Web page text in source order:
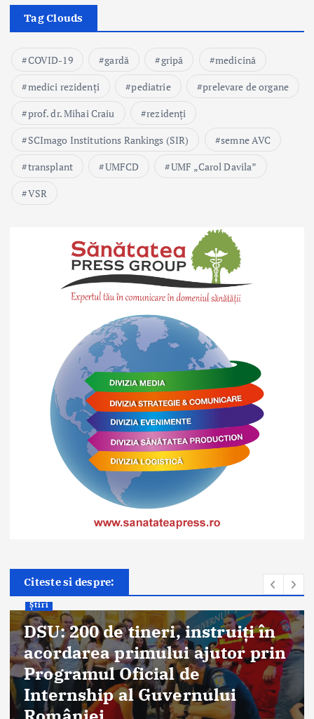
Tag Clouds
COVID-19 gardă gripă
medicină
medici rezidenți
pediatrie
prelevare de organe
prof. dr. Mihai Craiu
rezidenți
SCImago Institutions Rankings (SIR)
semne AVC
transplant
UMFCD
UMF „Carol Davila”
VSR
Citeste si despre:
Știri
DSU: 200 de tineri, instruiți în
acordarea primului ajutor prin
Programul Oficial de
Internship al Guvernului